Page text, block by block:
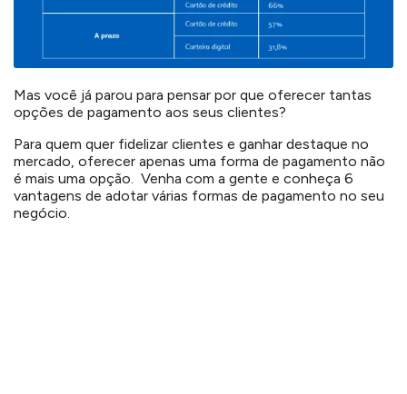
Mas você já parou para pensar por que oferecer tantas
opções de pagamento aos seus clientes?
Para quem quer fidelizar clientes e ganhar destaque no
mercado, oferecer apenas uma forma de pagamento não
é mais uma opção. Venha com a gente e conheça 6
vantagens de adotar várias formas de pagamento no seu
negócio.